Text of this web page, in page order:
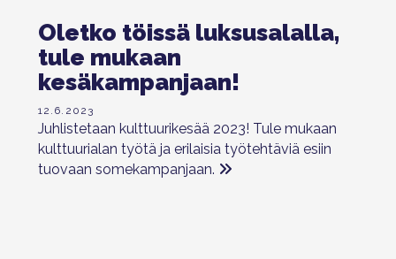
Oletko töissä luksusalalla,
tule mukaan
kesäkampanjaan!
12.6.2023
Juhlistetaan kulttuurikesää 2023! Tule mukaan
kulttuurialan työtä ja erilaisia työtehtäviä esiin
tuovaan somekampanjaan.